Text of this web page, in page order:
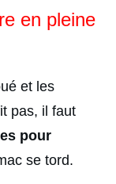
en pleine
et les
pas, il faut
pour
se tord.